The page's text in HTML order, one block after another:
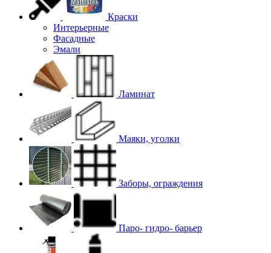
Краски
Интерьерные
Фасадные
Эмали
Ламинат
Маяки, уголки
Заборы, ограждения
Паро- гидро- барьер